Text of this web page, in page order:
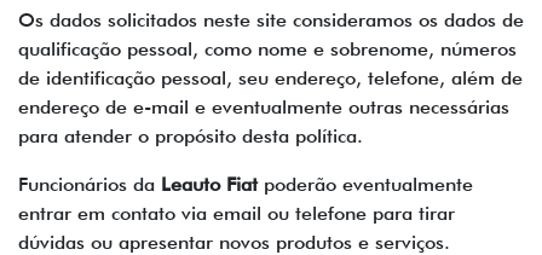
Os dados solicitados neste site consideramos os dados de
qualificação pessoal, como nome e sobrenome, números
de identificação pessoal, seu endereço, telefone, além de
endereço de e-mail e eventualmente outras necessárias
para atender o propósito desta política.
Funcionários da Leauto Fiatpoderão eventualmente
entrar em contato via email ou telefone para tirar
dúvidas ou apresentar novos produtos e serviços.